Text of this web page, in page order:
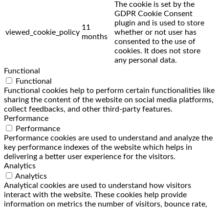
viewed_cookie_policy
11
months
The cookie is set by the
GDPR Cookie Consent
plugin and is used to store
whether or not user has
consented to the use of
cookies. It does not store
any personal data.
Functional
Functional
Functional cookies help to perform certain functionalities like
sharing the content of the website on social media platforms,
collect feedbacks, and other third-party features.
Performance
Performance
Performance cookies are used to understand and analyze the
key performance indexes of the website which helps in
delivering a better user experience for the visitors.
Analytics
Analytics
Analytical cookies are used to understand how visitors
interact with the website. These cookies help provide
information on metrics the number of visitors, bounce rate,